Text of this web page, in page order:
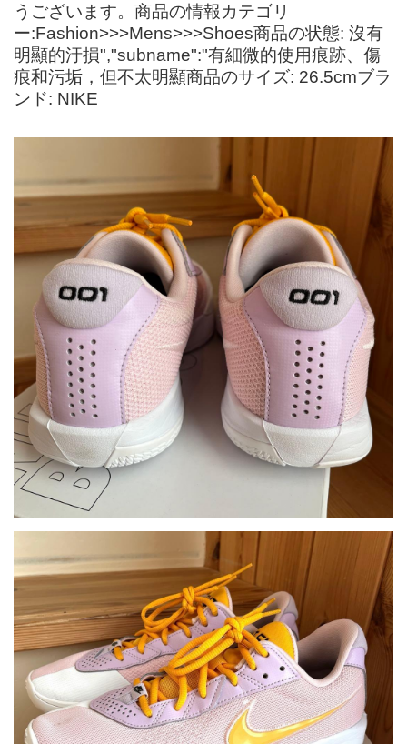
うございます。商品の情報カテゴリ
ー:Fashion>>>Mens>>>Shoes商品の状態: 沒有
明顯的汙損","subname":"有細微的使用痕跡、傷
痕和污垢，但不太明顯商品のサイズ: 26.5cmブラ
ンド: NIKE